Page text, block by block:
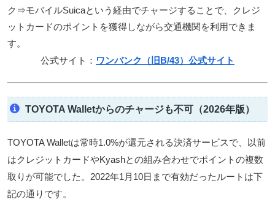
ク⇒モバイルSuicaという経由でチャージすることで、クレジ
ットカードのポイントを獲得しながら交通機関を利用できま
す。
公式サイト： ワンバンク（旧B/43）公式サイト
TOYOTA Walletからのチャージも不可（2026年版）
TOYOTA Walletは常時1.0%が還元される決済サービスで、以前
はクレジットカードやKyashとの組み合わせでポイントの複数
取りが可能でした。2022年1月10日まで有効だったルートは下
記の通りです。